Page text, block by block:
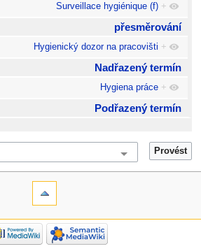
Surveillace hygiénique (f) +
přesměrování
Hygienický dozor na pracovišti +
Nadřazený termín
Hygiena práce +
Podřazený termín